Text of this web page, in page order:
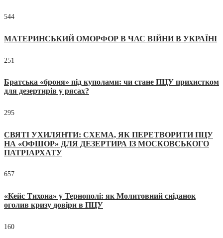
544
МАТЕРИНСЬКИЙ ОМОРФОР В ЧАС ВІЙНИ В УКРАЇНІ
251
Братська «броня» під куполами: чи стане ПЦУ прихистком
для дезертирів у рясах?
295
СВЯТІ УХИЛЯНТИ: СХЕМА, ЯК ПЕРЕТВОРИТИ ПЦУ
НА «ОФШОР» ДЛЯ ДЕЗЕРТИРА ІЗ МОСКОВСЬКОГО
ПАТРІАРХАТУ
657
«Кейс Тихона» у Тернополі: як Молитовний сніданок
оголив кризу довіри в ПЦУ
160